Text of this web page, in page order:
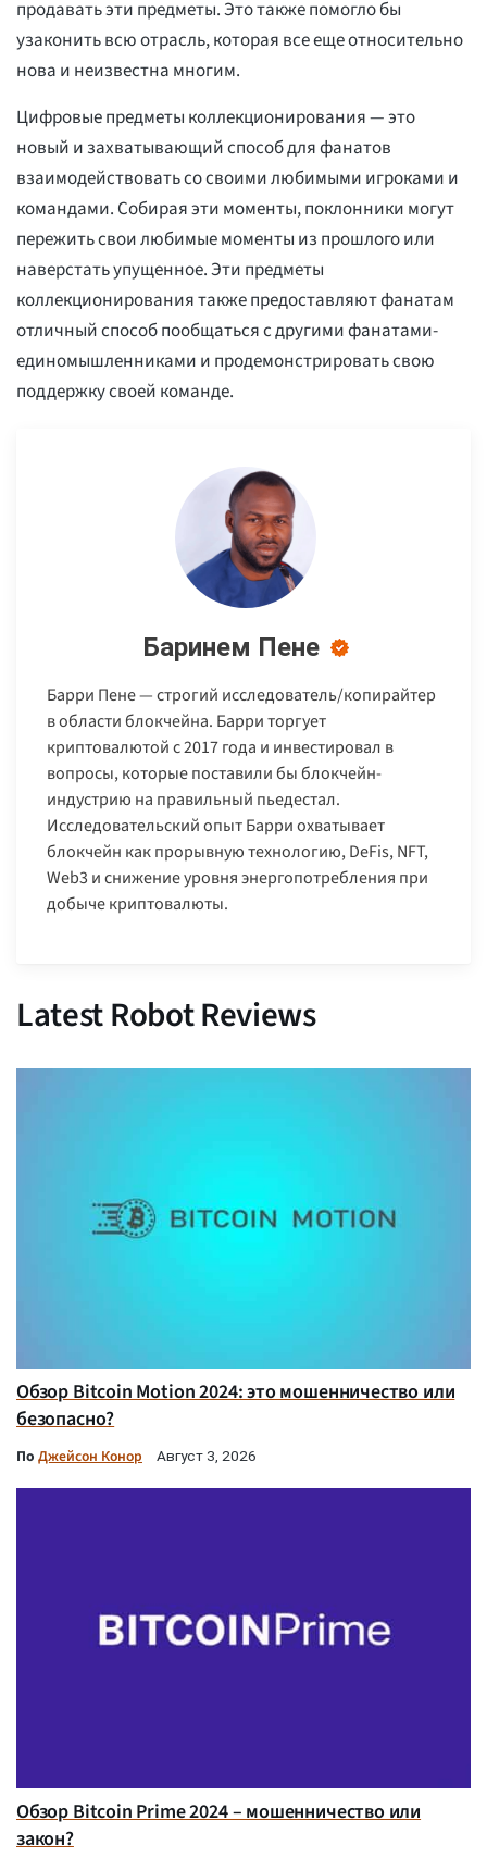
продавать эти предметы. Это также помогло бы
узаконить всю отрасль, которая все еще относительно
нова и неизвестна многим.
Цифровые предметы коллекционирования — это
новый и захватывающий способ для фанатов
взаимодействовать со своими любимыми игроками и
командами. Собирая эти моменты, поклонники могут
пережить свои любимые моменты из прошлого или
наверстать упущенное. Эти предметы
коллекционирования также предоставляют фанатам
отличный способ пообщаться с другими фанатами-
единомышленниками и продемонстрировать свою
поддержку своей команде.
Баринем Пене
Барри Пене — строгий исследователь/копирайтер
в области блокчейна. Барри торгует
криптовалютой с 2017 года и инвестировал в
вопросы, которые поставили бы блокчейн-
индустрию на правильный пьедестал.
Исследовательский опыт Барри охватывает
блокчейн как прорывную технологию, DeFis, NFT,
Web3 и снижение уровня энергопотребления при
добыче криптовалюты.
Latest Robot Reviews
Обзор Bitcoin Motion 2024: это мошенничество или
безопасно?
По Джейсон Конор Август 3, 2026
Обзор Bitcoin Prime 2024 – мошенничество или
закон?